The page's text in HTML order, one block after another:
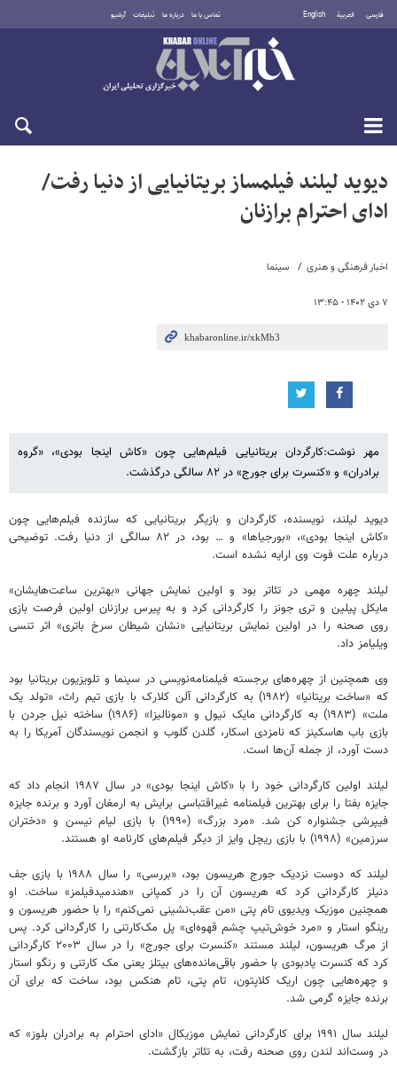
فارسی العربية English تماس با ما درباره ما تبلیغات آرشیو
پنجشنبه ۱۵ مرداد ۱۴۰۵
اخبار فرهنگی و هنری سینما
۷ دی ۱۴۰۲ - ۱۳:۴۵
دیوید لیلند فیلمساز بریتانیایی از دنیا رفت/
ادای احترام برازنان
مهر نوشت:کارگردان بریتانیایی فیلم‌هایی چون «کاش اینجا بودی»، «گروه
برادران» و «کنسرت برای جورج» در ۸۲ سالگی درگذشت.
دیوید لیلند، نویسنده، کارگردان و بازیگر بریتانیایی که سازنده فیلم‌هایی چون
«کاش اینجا بودی»، «بورجیاها» و … بود، در ۸۲ سالگی از دنیا رفت. توضیحی
درباره علت فوت وی ارایه نشده است.
لیلند چهره مهمی در تئاتر بود و اولین نمایش جهانی «بهترین ساعت‌هایشان»
مایکل پیلین و تری جونز را کارگردانی کرد و به پیرس برازنان اولین فرصت بازی
روی صحنه را در اولین نمایش بریتانیایی «نشان شیطان سرخ باتری» اثر تنسی
ویلیامز داد.
وی همچنین از چهره‌های برجسته فیلمنامه‌نویسی در سینما و تلویزیون بریتانیا بود
که «ساخت بریتانیا» (۱۹۸۲) به کارگردانی آلن کلارک با بازی تیم راث، «تولد یک
ملت» (۱۹۸۳) به کارگردانی مایک نیول و «مونالیزا» (۱۹۸۶) ساخته نیل جردن با
بازی باب هاسکینز که نامزدی اسکار، گلدن گلوب و انجمن نویسندگان آمریکا را به
دست آورد، از جمله آن‌ها است.
لیلند اولین کارگردانی خود را با «کاش اینجا بودی» در سال ۱۹۸۷ انجام داد که
جایزه بفتا را برای بهترین فیلمنامه غیراقتباسی برایش به ارمغان آورد و برنده جایزه
فیپرشی جشنواره کن شد. «مرد بزرگ» (۱۹۹۰) با بازی لیام نیسن و «دختران
سرزمین» (۱۹۹۸) با بازی ریچل وایز از دیگر فیلم‌های کارنامه او هستند.
لیلند که دوست نزدیک جورج هریسون بود، «بررسی» را سال ۱۹۸۸ با بازی جف
دنیلز کارگردانی کرد که هریسون آن را در کمپانی «هندمیدفیلمز» ساخت. او
همچنین موزیک ویدیوی تام پتی «من عقب‌نشینی نمی‌کنم» را با حضور هریسون و
رینگو استار و «مرد خوش‌تیپ چشم قهوه‌ای» پل مک‌کارتنی را کارگردانی کرد. پس
از مرگ هریسون، لیلند مستند «کنسرت برای جورج» را در سال ۲۰۰۳ کارگردانی
کرد که کنسرت یادبودی با حضور باقی‌مانده‌های بیتلز یعنی مک کارتنی و رنگو استار
و چهره‌هایی چون اریک کلاپتون، تام پتی، تام هنکس بود، ساخت که برای آن
برنده جایزه گرمی شد.
لیلند سال ۱۹۹۱ برای کارگردانی نمایش موزیکال «ادای احترام به برادران بلوز» که
در وست‌اند لندن روی صحنه رفت، به تئاتر بازگشت.